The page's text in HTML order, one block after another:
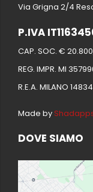
Via Grigna 2/4
P.IVA
CAP. SOC. €
REG. IMPR. MI
R.E.A. MILANO
Made by
DOVE SIAMO